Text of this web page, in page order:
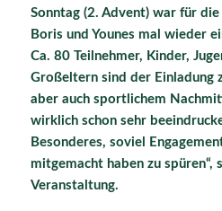
Sonntag (2. Advent) war für
Boris und Younes mal wieder
Ca. 80 Teilnehmer, Kinder,
Großeltern sind der Einladung
aber auch sportlichem
wirklich schon sehr
Besonderes, soviel
mitgemacht haben zu spüren“,
Veranstaltung.